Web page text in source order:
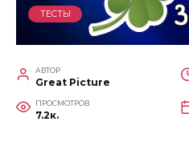
ТЕСТЫ
АВТОР
Great Picture
ПРОСМОТРОВ
7.2к.